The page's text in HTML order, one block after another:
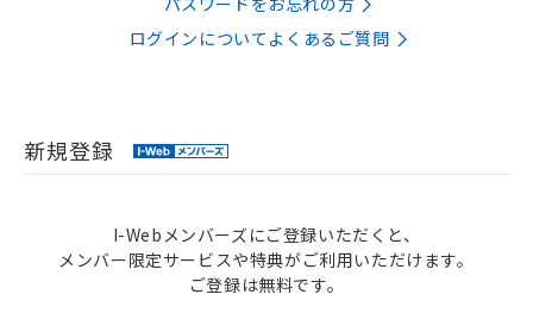
ログインについてよくあるご質問
新規登録
I-Webメンバーズにご登録いただくと、
メンバー限定サービスや特典がご利用いただけます。
ご登録は無料です。